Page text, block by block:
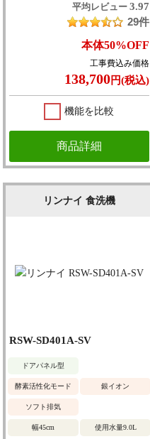
平均レビュー 3.97
29件
本体50%OFF
工事費込み価格
138,700円(税込)
機能を比較
商品詳細
リンナイ 食洗機
RSW-SD401A-SV
ドアパネル型
酵素活性化モード 銀イオン
ソフト排気
幅45cm 使用水量9.0L